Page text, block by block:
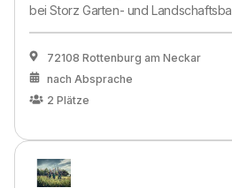
beiStorz Garten- und
72108 Rottenburg am Neckar
nach Absprache
2 Plätze